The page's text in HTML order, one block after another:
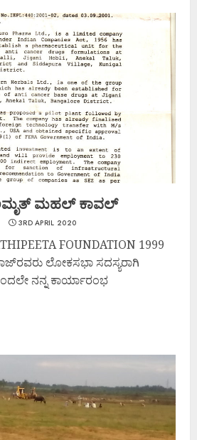
ಮಹಲ್ ಕಾವಲ್
3RD APRIL 2020
FOUNDATION 1999
ಲೋಕಸಭಾ ಸದಸ್ಯರಾಗಿ
ನನ್ನ ಕಾರ್ಯಾರಂಭ